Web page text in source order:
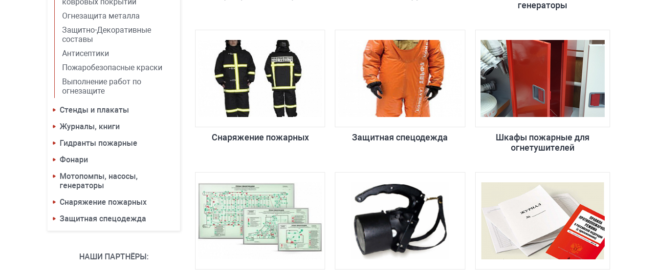
Огнезащита металла
Защитно-Декоративные
составы
Антисептики
Пожаробезопасные краски
Выполнение работ по
огнезащите
Стенды и плакаты
Журналы, книги
Гидранты пожарные
Фонари
Мотопомпы, насосы,
генераторы
Снаряжение пожарных
Защитная спецодежда
НАШИ ПАРТНЁРЫ:
генераторы
Снаряжение пожарных Защитная спецодежда
Шкафы пожарные для
огнетушителей